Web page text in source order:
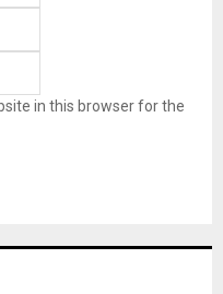
in this browser for the